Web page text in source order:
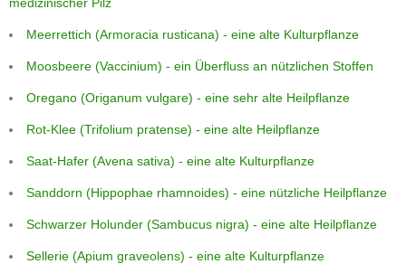
Meerrettich (Armoracia rusticana) - eine alte Kulturpflanze
Moosbeere (Vaccinium) - ein Überfluss an nützlichen Stoffen
Oregano (Origanum vulgare) - eine sehr alte Heilpflanze
Rot-Klee (Trifolium pratense) - eine alte Heilpflanze
Saat-Hafer (Avena sativa) - eine alte Kulturpflanze
Sanddorn (Hippophae rhamnoides) - eine nützliche Heilpflanze
Schwarzer Holunder (Sambucus nigra) - eine alte Heilpflanze
Sellerie (Apium graveolens) - eine alte Kulturpflanze